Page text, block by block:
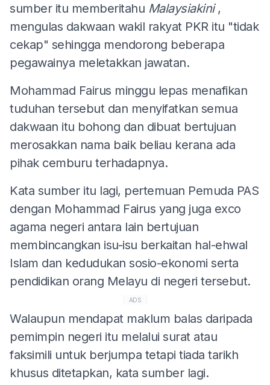
sumber itu memberitahu Malaysiakini ,
mengulas dakwaan wakil rakyat PKR itu "tidak
cekap" sehingga mendorong beberapa
pegawainya meletakkan jawatan.
Mohammad Fairus minggu lepas menafikan
tuduhan tersebut dan menyifatkan semua
dakwaan itu bohong dan dibuat bertujuan
merosakkan nama baik beliau kerana ada
pihak cemburu terhadapnya.
Kata sumber itu lagi, pertemuan Pemuda PAS
dengan Mohammad Fairus yang juga exco
agama negeri antara lain bertujuan
membincangkan isu-isu berkaitan hal-ehwal
Islam dan kedudukan sosio-ekonomi serta
pendidikan orang Melayu di negeri tersebut.
ADS
Walaupun mendapat maklum balas daripada
pemimpin negeri itu melalui surat atau
faksimili untuk berjumpa tetapi tiada tarikh
khusus ditetapkan, kata sumber lagi.